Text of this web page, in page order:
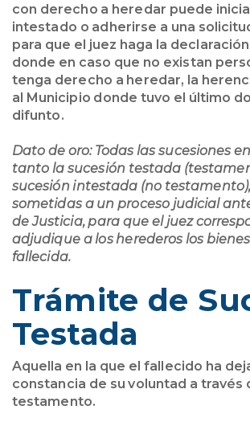
con derecho a heredar puede
intestado o adherirse a una
para que el juez haga la
donde en caso que no existan
tenga derecho a heredar, la
al Municipio donde tuvo el último
difunto.
Dato de oro: Todas las sucesiones
tanto la sucesión testada
sucesión intestada (no
sometidas a un proceso judicial
de Justicia, para que el juez
adjudique a los herederos los
fallecida.
Trámite de
Testada
Aquella en la que el fallecido ha
constancia de su voluntad a través
testamento.